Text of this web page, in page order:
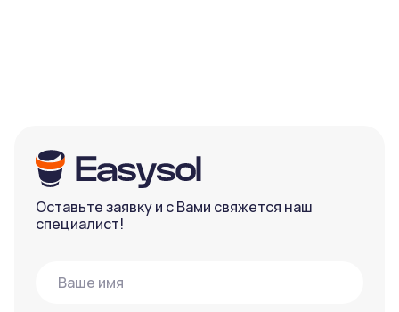
Оставьте заявку и с Вами свяжется наш
специалист!